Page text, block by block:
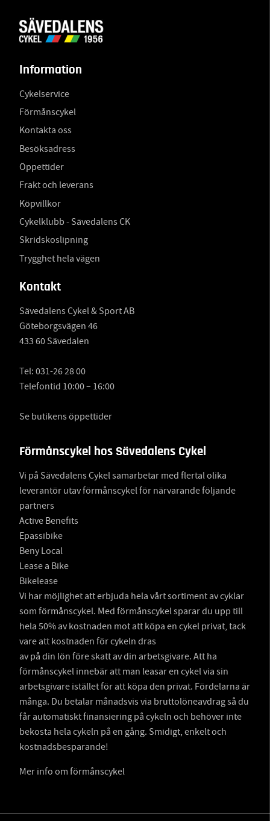
Information
Cykelservice
Förmånscykel
Kontakta oss
Besöksadress
Öppettider
Frakt och leverans
Köpvillkor
Cykelklubb - Sävedalens CK
Skridskoslipning
Trygghet hela vägen
Kontakt
Sävedalens Cykel & Sport AB
Göteborgsvägen 46
433 60 Sävedalen
Tel: 031-26 28 00
Telefontid 10:00 – 16:00
Se butikens öppettider
Förmånscykel hos Sävedalens Cykel
Vi på Sävedalens Cykel samarbetar med flertal olika
leverantör utav förmånscykel för närvarande följande
partners
Active Benefits
Epassibike
Beny Local
Lease a Bike
Bikelease
Vi har möjlighet att erbjuda hela vårt sortiment av cyklar
som förmånscykel. Med förmånscykel sparar du upp till
hela 50% av kostnaden mot att köpa en cykel privat, tack
vare att kostnaden för cykeln dras
av på din lön före skatt av din arbetsgivare. Att ha
förmånscykel innebär att man leasar en cykel via sin
arbetsgivare istället för att köpa den privat. Fördelarna är
många. Du betalar månadsvis via bruttolöneavdrag så du
får automatiskt finansiering på cykeln och behöver inte
bekosta hela cykeln på en gång. Smidigt, enkelt och
kostnadsbesparande!
Mer info om förmånscykel